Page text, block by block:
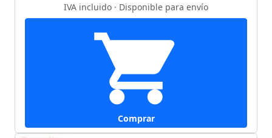
IVA incluido · Disponible para envío
Comprar